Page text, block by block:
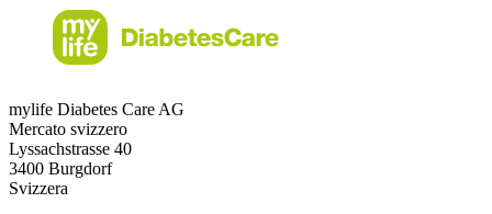
mylife Diabetes Care AG
Mercato svizzero
Lyssachstrasse 40
3400 Burgdorf
Svizzera